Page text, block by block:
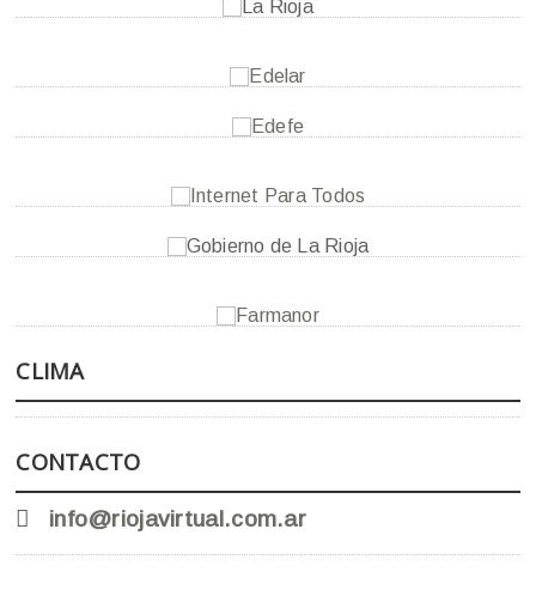
CLIMA
CONTACTO
info@riojavirtual.com.ar